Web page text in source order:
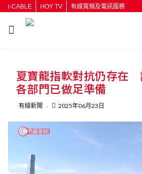
i-CABLE HOY TV 有線寬頻及電訊服務
按輸入鍵開始搜尋
夏寶龍指軟對抗仍存在
各部門已做足準備
有線新聞 2025年06月23日